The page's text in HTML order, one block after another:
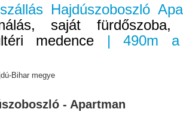
Hajdúszoboszló
saját
medence | 490m a
Bihar megye
- Apartman